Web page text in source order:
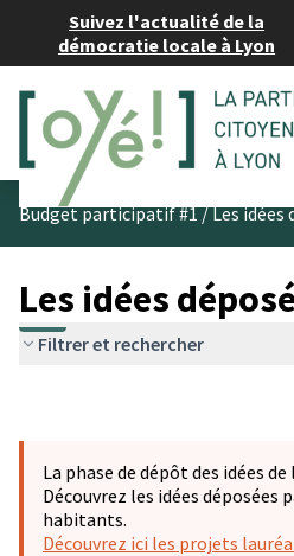
Suivez l'actualité de la
démocratie locale à Lyon
Budget participatif #1/Les idées
Les idées
Filtrer et rechercher
La phase de dépôt des idées
Découvrez les idées déposées
habitants.
Découvrez ici les projets